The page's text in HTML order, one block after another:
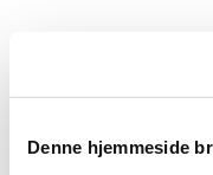
Denne hjemmeside